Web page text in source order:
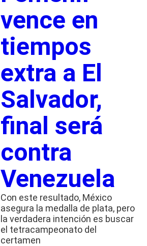
vence en
tiempos
extra a El
Salvador,
final será
contra
Venezuela
Con este resultado, México
asegura la medalla de plata, pero
la verdadera intención es buscar
el tetracampeonato del
certamen